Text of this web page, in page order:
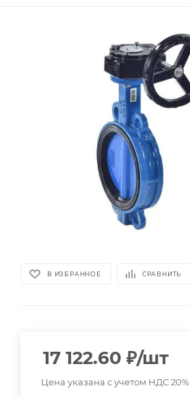
В ИЗБРАННОЕ СРАВНИТЬ
17 122.60 ₽/шт
Цена указана с учетом НДС 20%